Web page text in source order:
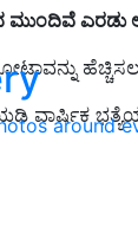
around
ಮುಂದಿವೆ ಎರಡು
ವಾರ್ಷಿಕ